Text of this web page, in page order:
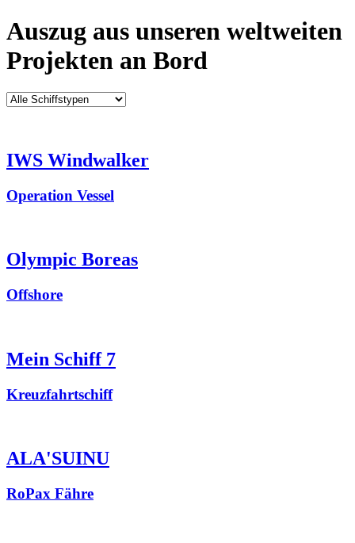
Auszug aus unseren weltweiten
Projekten an Bord
IWS Windwalker
Operation Vessel
Olympic Boreas
Offshore
Mein Schiff 7
Kreuzfahrtschiff
ALA'SUINU
RoPax Fähre